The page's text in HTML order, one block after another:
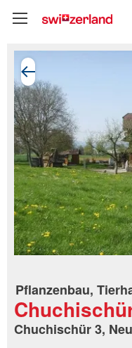
Pflanzenbau,
Chuchischür 3,